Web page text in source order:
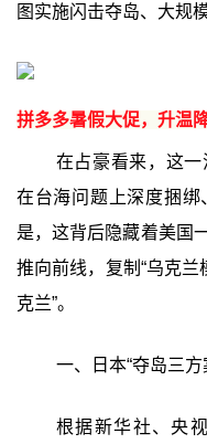
图实施闪击夺岛、大规
拼多多暑假大促，升温
在占豪看来，这
在台海问题上深度捆
是，这背后隐藏着美
推向前线，复制“乌克兰
克兰”。
一、日本“夺岛三
根据新华社、央